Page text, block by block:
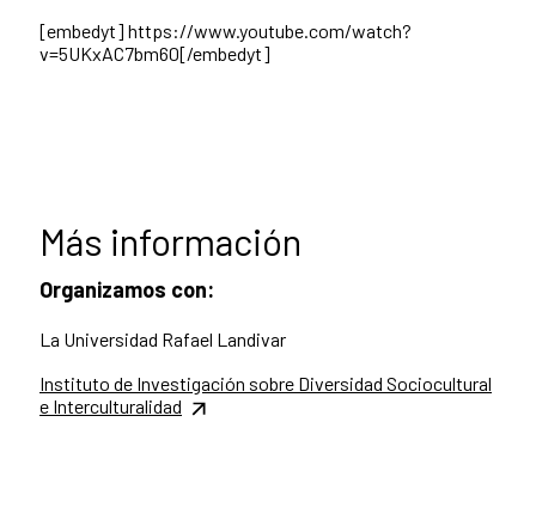
[embedyt] https://www.youtube.com/watch?
v=5UKxAC7bm60[/embedyt]
Más información
Organizamos con:
La Universidad Rafael Landivar
Instituto de Investigación sobre Diversidad Sociocultural
e Interculturalidad